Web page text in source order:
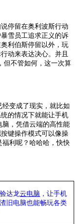
停留在奥利波斯行动
雪员工追求正义的诉
利伯斯停留以外，玩
动来表达决心。并且
但不管如何，这一次算
经变成了现实，就比如
的情况下就能让手机
脑，凭借云端的高性能
键操作模式可以像操
福利呢？哈哈哈，快快
达龙云电脑 ，让手机
旧电脑也能畅玩各类